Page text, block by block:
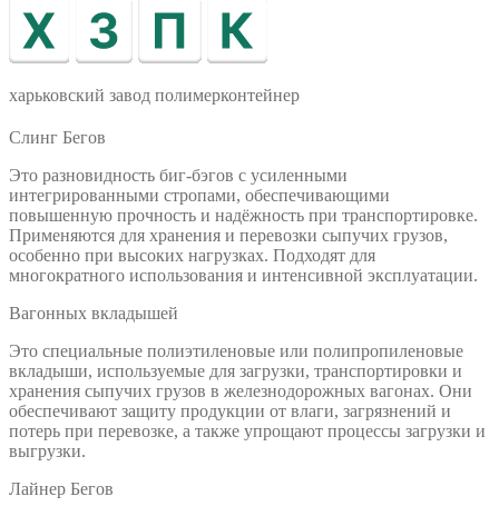
харьковский завод полимерконтейнер
Слинг Бегов
Это разновидность биг-бэгов с усиленными
интегрированными стропами, обеспечивающими
повышенную прочность и надёжность при транспортировке.
Применяются для хранения и перевозки сыпучих грузов,
особенно при высоких нагрузках. Подходят для
многократного использования и интенсивной эксплуатации.
Вагонных вкладышей
Это специальные полиэтиленовые или полипропиленовые
вкладыши, используемые для загрузки, транспортировки и
хранения сыпучих грузов в железнодорожных вагонах. Они
обеспечивают защиту продукции от влаги, загрязнений и
потерь при перевозке, а также упрощают процессы загрузки и
выгрузки.
Лайнер Бегов